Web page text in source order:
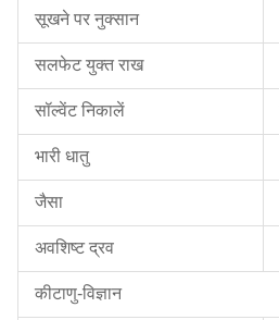
सूखने पर नुक्सान
सलफेट युक्त राख
सॉल्वेंट निकालें
भारी धातु
जैसा
अवशिष्ट द्रव
कीटाणु-विज्ञान